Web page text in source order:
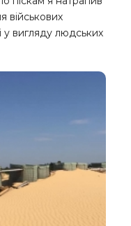
військових
у вигляду людських